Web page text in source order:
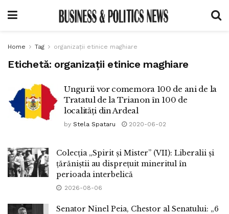
Home Tag organizații etinice maghiare
Etichetă: organizații etinice maghiare
Ungurii vor comemora 100 de ani de la
Tratatul de la Trianon în 100 de
localități din Ardeal
by Stela Spataru 2020-06-02
Colecția „Spirit și Mister” (VII): Liberalii și
țărăniștii au disprețuit mineritul în
perioada interbelică
2026-08-06
Senator Ninel Peia, Chestor al Senatului: „6